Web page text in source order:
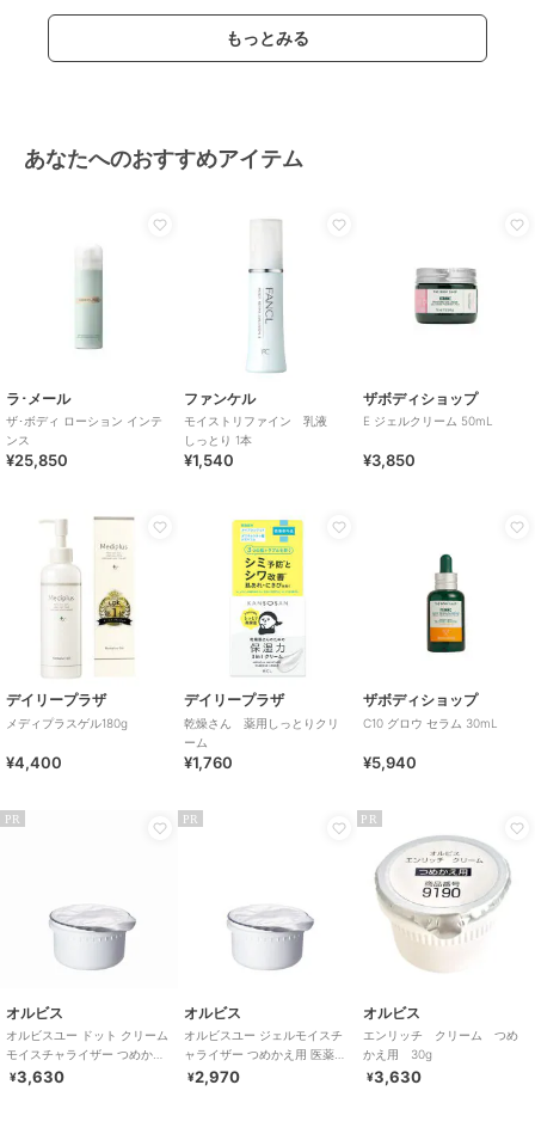
もっとみる
あなたへのおすすめアイテム
ラ･メール
ザ･ボディ ローション インテ
ンス
¥25,850
ファンケル
モイストリファイン 乳液
しっとり 1本
¥1,540
ザボディショップ
E ジェルクリーム 50mL
¥3,850
デイリープラザ
メディプラスゲル180g
¥4,400
デイリープラザ
乾燥さん 薬用しっとりクリ
ーム
¥1,760
ザボディショップ
C10 グロウ セラム 30mL
¥5,940
PR
オルビス
オルビスユー ドット クリーム
モイスチャライザー つめかえ
用 医薬部外品
¥3,630
PR
オルビス
オルビスユー ジェルモイスチ
ャライザー つめかえ用 医薬部
外品
¥2,970
PR
オルビス
エンリッチ クリーム つめ
かえ用 30g
¥3,630